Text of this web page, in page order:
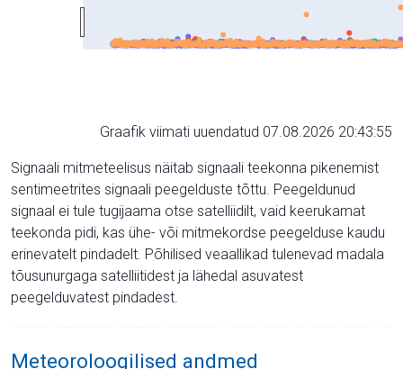
Graafik viimati uuendatud 07.08.2026 20:43:55
Signaali mitmeteelisus näitab signaali teekonna pikenemist
sentimeetrites signaali peegelduste tõttu. Peegeldunud
signaal ei tule tugijaama otse satelliidilt, vaid keerukamat
teekonda pidi, kas ühe- või mitmekordse peegelduse kaudu
erinevatelt pindadelt. Põhilised veaallikad tulenevad madala
tõusunurgaga satelliitidest ja lähedal asuvatest
peegelduvatest pindadest.
Meteoroloogilised andmed